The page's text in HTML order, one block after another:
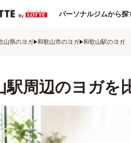
パーソナルジムから探
山県のヨガ 和歌山市のヨガ 和歌山駅のヨガ
駅周辺のヨガを